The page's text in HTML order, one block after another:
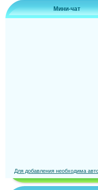
Мини-чат
Для добавления необходима